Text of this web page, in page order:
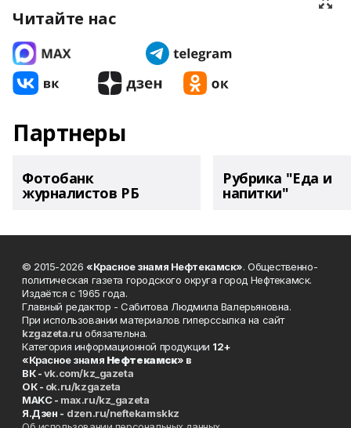
Читайте нас
Партнеры
Фотобанк
журналистов РБ
Рубрика "Еда и
напитки"
© 2015-2026 «Красное знамя Нефтекамск». Общественно-
политическая газета городского округа город Нефтекамск.
Издаётся с 1965 года.
Главный редактор - Сабитова Людмила Валерьяновна.
При использовании материалов гиперссылка на сайт
kzgazeta.ru обязательна.
Категория информационной продукции 12+
«Красное знамя Нефтекамск» в
ВК -vk.com/kz_gazeta
ОК - ok.ru/kzgazeta
MAKC - max.ru/kz_gazeta
Я.Дзен - dzen.ru/neftekamskkz